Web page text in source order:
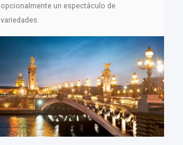
opcionalmente un espectáculo de
variedades.